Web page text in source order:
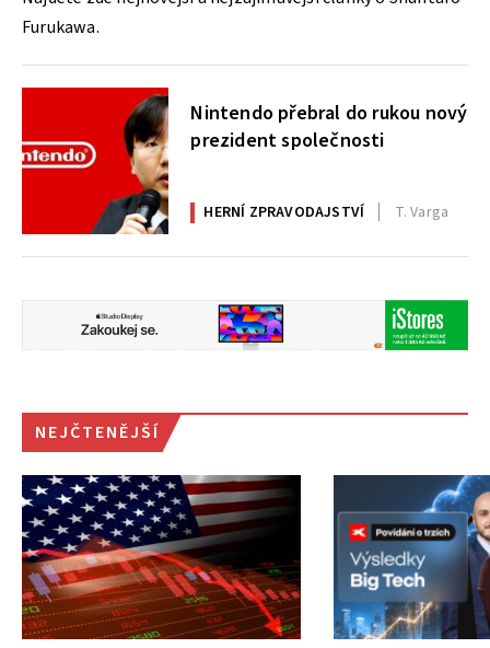
Furukawa.
Nintendo přebral do rukou nový
prezident společnosti
HERNÍ ZPRAVODAJSTVÍ T. Varga
NEJČTENĚJŠÍ